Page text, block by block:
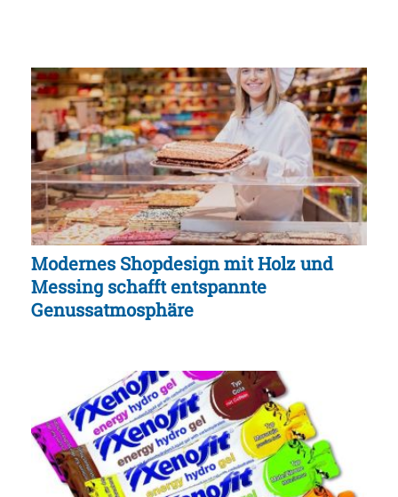
Modernes Shopdesign mit Holz und
Messing schafft entspannte
Genussatmosphäre